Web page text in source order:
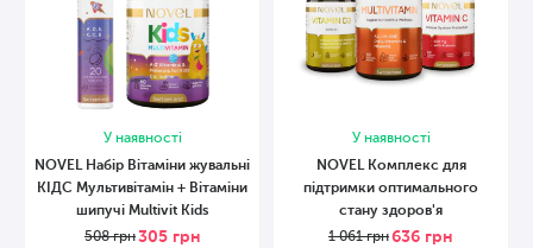
У наявності
NOVEL Набір Вітаміни жувальні
КІДС Мультивітамін + Вітаміни
шипучі Multivit Kids
508грн 305 грн
У наявності
NOVEL Комплекс для
підтримки оптимального
стану здоров'я
1 061грн636 грн